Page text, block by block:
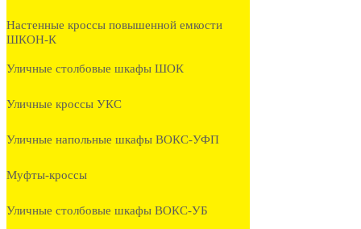
Настенные кроссы повышенной емкости
ШКОН-К
Уличные столбовые шкафы ШОК
Уличные кроссы УКС
Уличные напольные шкафы ВОКС-УФП
Муфты-кроссы
Уличные столбовые шкафы ВОКС-УБ